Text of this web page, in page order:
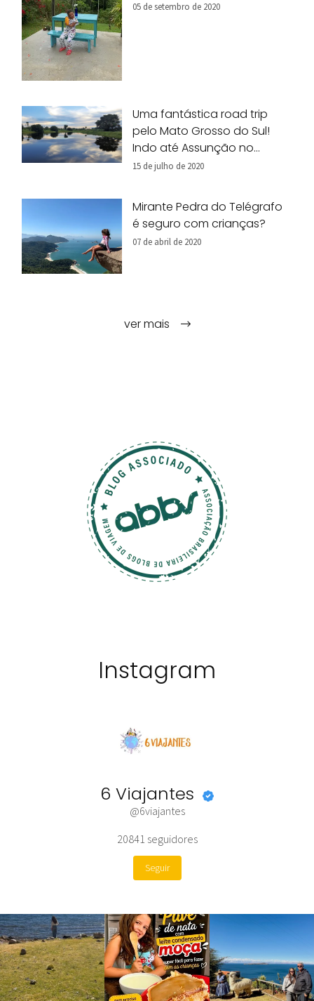
05 de setembro de 2020
Uma fantástica road trip
pelo Mato Grosso do Sul!
Indo até Assunção no
Paraguai.
15 de julho de 2020
Mirante Pedra do Telégrafo
é seguro com crianças?
07 de abril de 2020
ver mais
Instagram
6 Viajantes
@6viajantes
20841 seguidores
Seguir